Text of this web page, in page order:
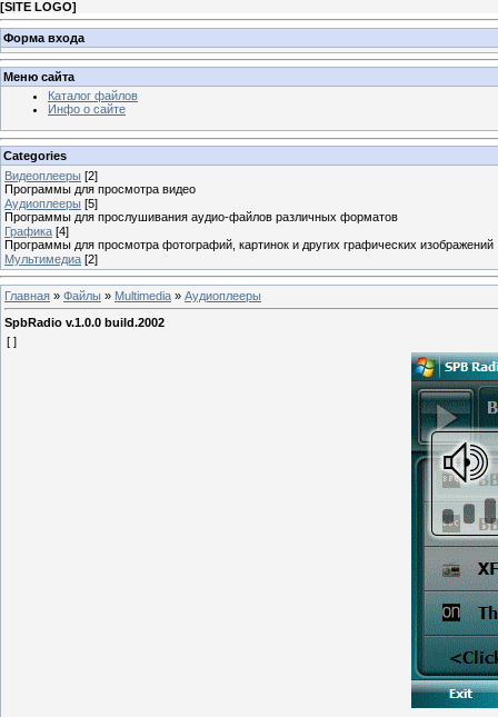
[SITE LOGO]
Форма входа
Меню сайта
Каталог файлов
Инфо о сайте
Categories
Видеоплееры [2]
Программы для просмотра видео
Аудиоплееры [5]
Программы для прослушивания аудио-файлов различных форматов
Графика [4]
Программы для просмотра фотографий, картинок и других графических изображений
Мультимедиа [2]
Главная » Файлы » Multimedia » Аудиоплееры
SpbRadio v.1.0.0 build.2002
[ ]